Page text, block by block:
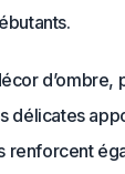
d’ombre,
délicates
renforcent